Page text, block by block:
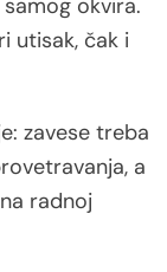
okvira.
utisak, čak i
zavese treba
a
radnoj